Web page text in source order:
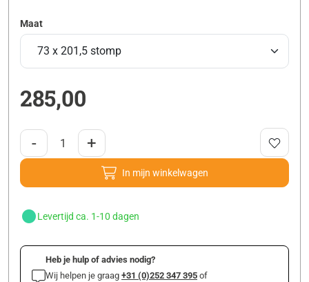
Maat
285,00
- +
In mijn winkelwagen
Levertijd ca. 1-10 dagen
Heb je hulp of advies nodig?
Wij helpen je graag +31 (0)252 347 395 of